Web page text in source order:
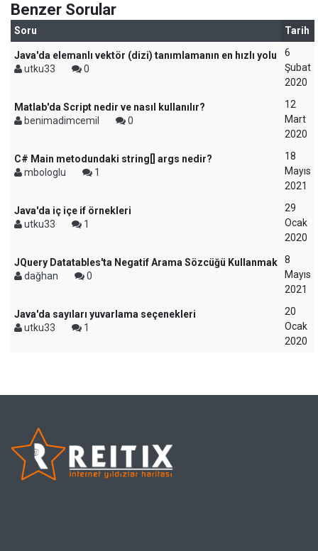
Benzer Sorular
Soru Tarih
Java'da elemanlı vektör (dizi) tanımlamanın en hızlı yolu
utku33
0
6
Şubat
2020
Matlab'da Script nedir ve nasıl kullanılır?
benimadimcemil
0
12
Mart
2020
C# Main metodundaki string[] args nedir?
mbologlu
1
18
Mayıs
2021
Java'da iç içe if örnekleri
utku33
1
29
Ocak
2020
JQuery Datatables'ta Negatif Arama Sözcüğü Kullanmak
dağhan
0
8
Mayıs
2021
Java'da sayıları yuvarlama seçenekleri
utku33
1
20
Ocak
2020